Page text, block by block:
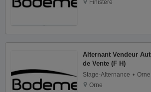
Finistère
Alternant Vendeur
de Vente (F H)
Stage-Alternance
Orne
Orne